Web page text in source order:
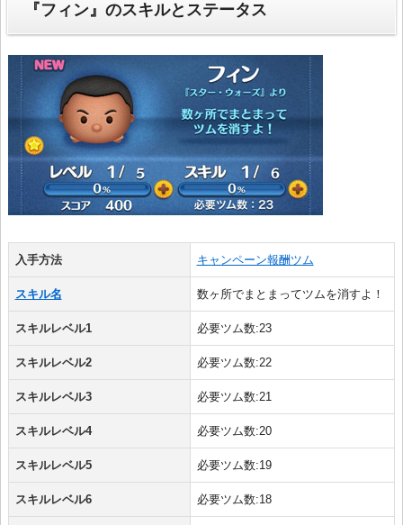
『フィン』のスキルとステータス
入手方法 キャンペーン報酬ツム
スキル名 数ヶ所でまとまってツムを消すよ！
スキルレベル1 必要ツム数:23
スキルレベル2 必要ツム数:22
スキルレベル3 必要ツム数:21
スキルレベル4 必要ツム数:20
スキルレベル5 必要ツム数:19
スキルレベル6 必要ツム数:18